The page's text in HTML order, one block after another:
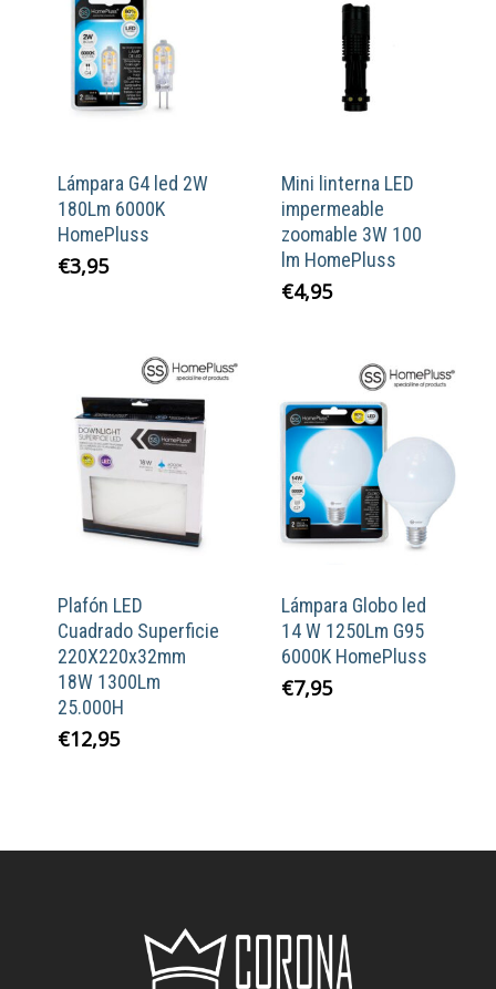
Lámpara G4 led 2W
180Lm 6000K
HomePluss
€3,95
Mini linterna LED
impermeable
zoomable 3W 100
lm HomePluss
€4,95
Plafón LED
Cuadrado Superficie
220X220x32mm
18W 1300Lm
25.000H
€12,95
Lámpara Globo led
14 W 1250Lm G95
6000K HomePluss
€7,95